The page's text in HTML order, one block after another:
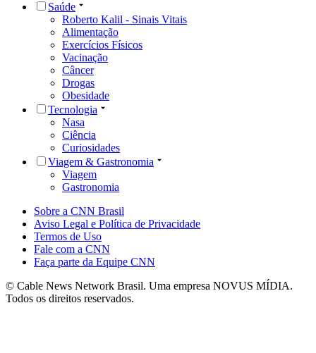
Saúde
Roberto Kalil - Sinais Vitais
Alimentação
Exercícios Físicos
Vacinação
Câncer
Drogas
Obesidade
Tecnologia
Nasa
Ciência
Curiosidades
Viagem & Gastronomia
Viagem
Gastronomia
Sobre a CNN Brasil
Aviso Legal e Política de Privacidade
Termos de Uso
Fale com a CNN
Faça parte da Equipe CNN
© Cable News Network Brasil. Uma empresa NOVUS MÍDIA.
Todos os direitos reservados.